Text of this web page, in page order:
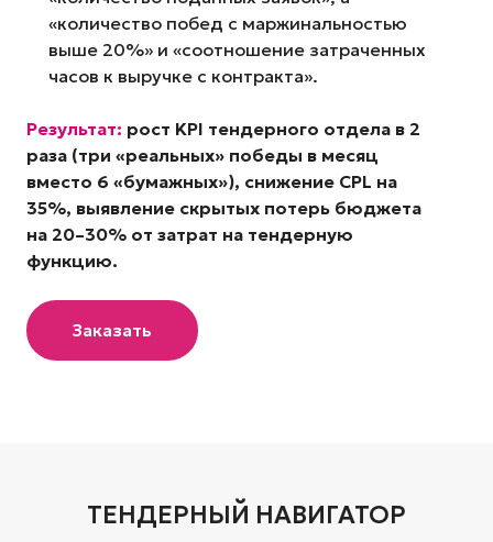
«количество побед с маржинальностью
выше 20%» и «соотношение затраченных
часов к выручке с контракта».
Результат: рост KPI тендерного отдела в 2
раза (три «реальных» победы в месяц
вместо 6 «бумажных»), снижение CPL на
35%, выявление скрытых потерь бюджета
на 20–30% от затрат на тендерную
функцию.
Заказать
ТЕНДЕРНЫЙ НАВИГАТОР